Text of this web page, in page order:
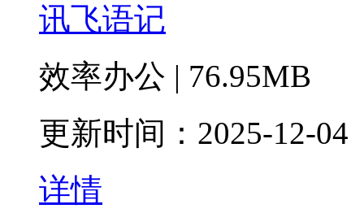
讯飞语记
效率办公 | 76.95MB
更新时间：2025-12-04
详情